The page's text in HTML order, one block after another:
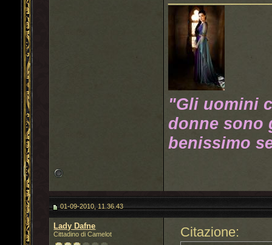
"Gli uomini
donne sono
benissimo
01-09-2010, 11.36.43
Lady Dafne
Cittadino di Camelot Citazione: